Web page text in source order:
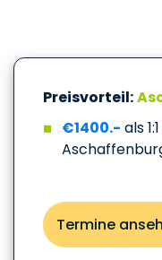
Preisvorteil:
€1400.- als
Termine